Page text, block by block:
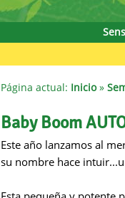
NIRVANA
SERIOUS SEEDS
SPLIFF SEEDS
Ace Seeds
Página actual: Inicio»
Baby Boom
Este año lanzamos al
su nombre hace